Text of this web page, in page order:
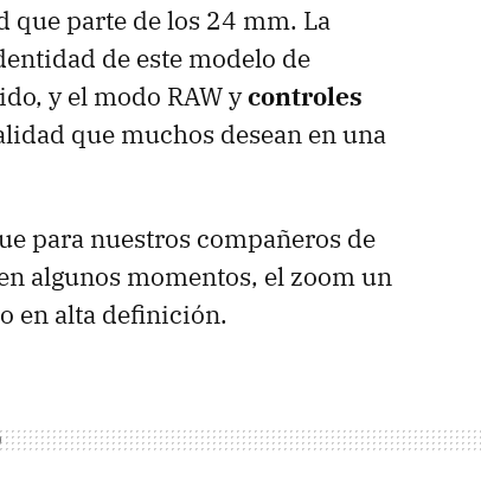
que parte de los 24 mm. La
de este modelo de
y el modo RAW ycontroles
que muchos desean en una
para nuestros compañeros de
algunos momentos, el zoom un
en alta definición.